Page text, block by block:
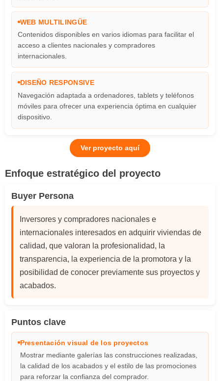
WEB MULTILINGÜE
Contenidos disponibles en varios idiomas para facilitar el
acceso a clientes nacionales y compradores
internacionales.
DISEÑO RESPONSIVE
Navegación adaptada a ordenadores, tablets y teléfonos
móviles para ofrecer una experiencia óptima en cualquier
dispositivo.
Ver proyecto aquí
Enfoque estratégico del proyecto
Buyer Persona
Inversores y compradores nacionales e
internacionales interesados en adquirir viviendas de
calidad, que valoran la profesionalidad, la
transparencia, la experiencia de la promotora y la
posibilidad de conocer previamente sus proyectos y
acabados.
Puntos clave
Presentación visual de los proyectos
Mostrar mediante galerías las construcciones realizadas,
la calidad de los acabados y el estilo de las promociones
para reforzar la confianza del comprador.